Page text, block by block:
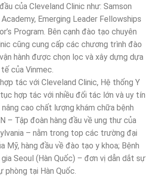
của Cleveland Clinic như: Samson
Emerging Leader Fellowships
Program. Bên cạnh đào tạo chuyên
cũng cung cấp các chương trình đào
hành được chọn lọc và xây dựng dựa
của Vinmec.
tác với Cleveland Clinic, Hệ thống Y
hợp tác với nhiều đối tác lớn và uy tín
cao chất lượng khám chữa bệnh
– Tập đoàn hàng đầu về ung thư của
– nằm trong top các trường đại
Mỹ, hàng đầu về đào tạo y khoa; Bệnh
Seoul (Hàn Quốc) – đơn vị dẫn dắt sự
tại Hàn Quốc.